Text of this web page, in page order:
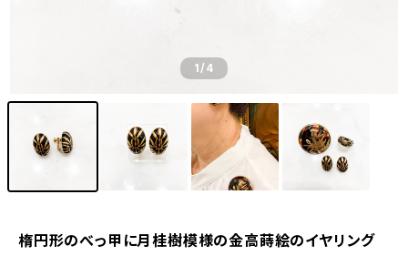
1/4
楕円形のべっ甲に月桂樹模様の金高蒔絵のイヤリング